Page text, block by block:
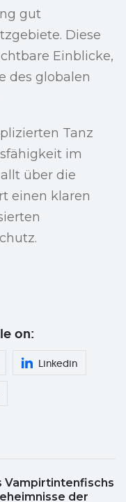
gut
Diese
Einblicke,
des globalen
Tanz
im
über die
einen klaren
on:
Linkedin
Vampirtintenfischs
der